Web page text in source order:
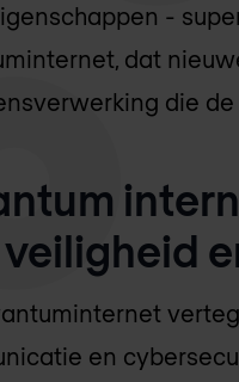
-
dat
die
en